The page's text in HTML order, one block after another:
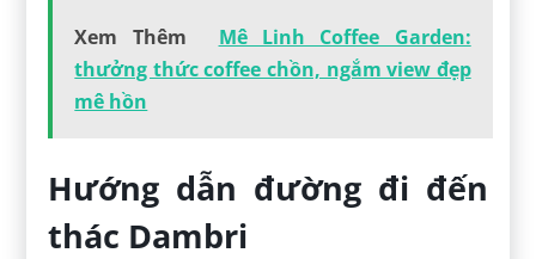
Xem Thêm
Mê Linh Coffee Garden:
thưởng thức coffee chồn, ngắm view đẹp
mê hồn
Hướng dẫn đường đi đến
thác Dambri